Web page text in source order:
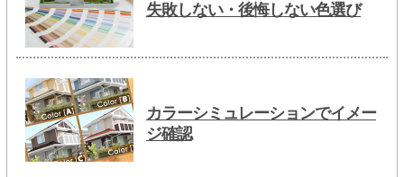
失敗しない・後悔しない色選び
カラーシミュレーションでイメー
ジ確認